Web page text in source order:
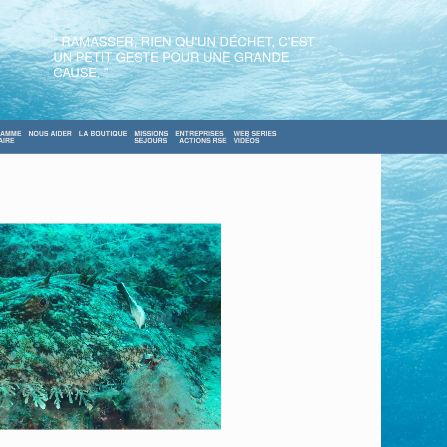
“ RAMASSER, RIEN QU'UN DÉCHET, C'EST
UN PETIT GESTE POUR UNE GRANDE
CAUSE. ”
NOUS AIDER LA BOUTIQUE MISSIONS
SEJOURS
ENTREPRISES
ACTIONS RSE
WEB SERIES
VIDÉOS